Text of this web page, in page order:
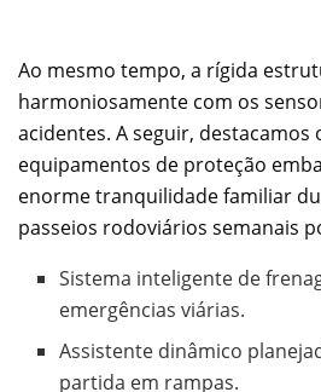
Ao mesmo tempo, a rígida
harmoniosamente com os
acidentes. A seguir, destacamos
equipamentos de proteção
enorme tranquilidade familiar
passeios rodoviários semanais
Sistema inteligente de
emergências viárias.
Assistente dinâmico
partida em rampas.